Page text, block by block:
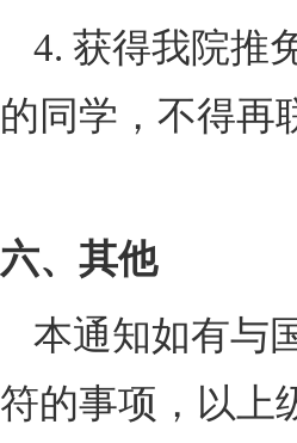
4. 获得我院推
的同学，不得再
六、其他
本通知如有与
符的事项，以上